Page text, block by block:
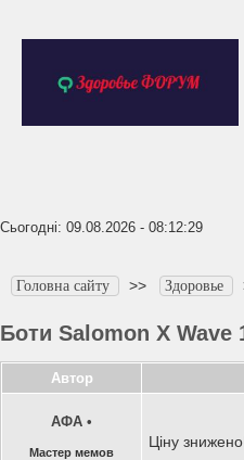
Сьогодні: 09.08.2026 - 08:12:29
Головна сайту >> Здоровье
Боти Salomon X Wave
Автор
АФА •
Мастер мемов
Ціну